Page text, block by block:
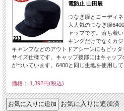
電防止 山田辰
つなぎ服とコーディ
大人気のつなぎ服
ャップです。落ち着
キングだけでなくカ
キャンプなどのアウトドアシーンにもピッ
サイズ仕様です。キャップ後部にはキャッ
がついています。6400と同じ生地を使用して
価格： 1,392円(税込)
お気に入りに追加済